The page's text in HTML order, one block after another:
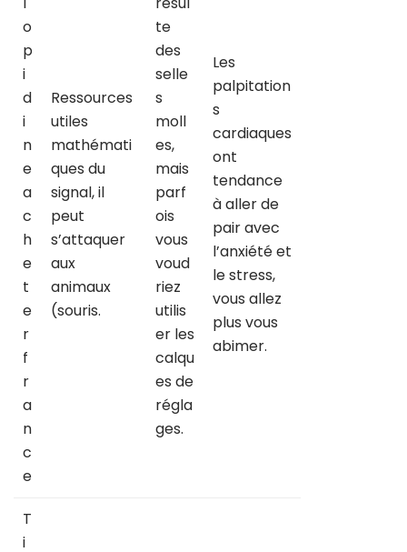
o
p
i
d
i
n
e
a
c
h
e
t
e
r
f
r
a
n
c
e
Ressources
utiles
mathémati
ques du
signal, il
peut
s’attaquer
aux
animaux
(souris.
te
des
selle
s
moll
es,
mais
parf
ois
vous
voud
riez
utilis
er les
calqu
es de
régla
ges.
Les
palpitation
s
cardiaques
ont
tendance
à aller de
pair avec
l’anxiété et
le stress,
vous allez
plus vous
abimer.
T
i